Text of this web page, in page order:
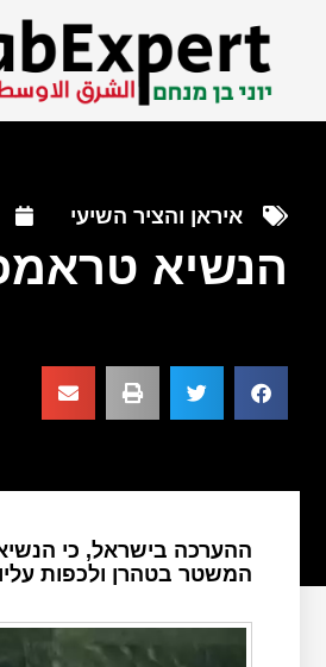
איראן והציר השיעי
הנשיא
ההערכה בישראל, כי
המשטר בטהרן ולכפות